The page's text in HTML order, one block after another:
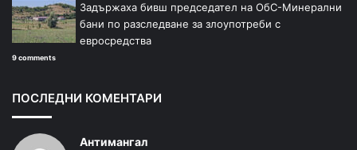
Задържаха бивш председател на ОбС-Минерални
бани по разследване за злоупотреби с
евросредства
9 comments
ПОСЛЕДНИ КОМЕНТАРИ
Антимангал